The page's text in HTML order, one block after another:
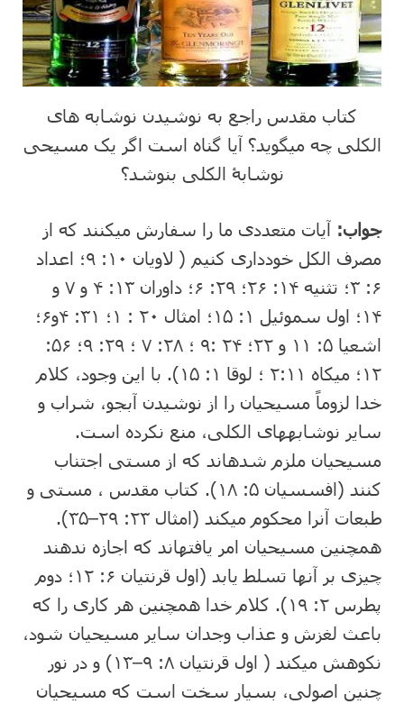
کتاب مقدس راجع به نوشیدن نوشابه ⁯های
الکلی چه می⁯گوید؟ آیا گناه است اگر یک مسیحی
نوشابۀ الکلی⁯ بنوشد؟
جواب: آیات متعددی ما را سفارش می⁯کنند که از
مصرف الکل خودداری کنیم ( لاویان ۱۰: ۹؛ اعداد
۶: ۳؛ تثنیه ۱۴: ۲۶؛ ۲۹: ۶؛ داوران ۱۳: ۴ و ۷ و
۱۴؛ اول سموئیل ۱: ۱۵؛ امثال ۲۰ : ۱؛ ۳۱: ۴و۶؛
اشعیا ۵: ۱۱ و ۲۲؛ ۲۴ :۹ ؛ ۲۸: ۷ ؛ ۲۹: ۹؛ ۵۶:
۱۲؛ میکاه ۲:۱۱ ؛ لوقا ۱: ۱۵). با این وجود، کلام
خدا لزوماً مسیحیان را از نوشیدن آبجو، شراب و
سایر نوشابه⁯های الکلی، منع نکرده است.
مسیحیان ملزم شده⁯اند که از مستی اجتناب
کنند (افسسیان ۵: ۱۸). کتاب مقدس ، مستی و
طبعات آنرا محکوم می⁯کند (امثال ۲۳: ۲۹–۳۵).
همچنین مسیحیان امر یافته⁯اند که اجازه ندهند
چیزی بر آنها تسلط یابد (اول قرنتیان ۶: ۱۲؛ دوم
پطرس ۲: ۱۹). کلام خدا همچنین هر کاری را که
باعث لغزش و عذاب وجدان سایر مسیحیان شود،
نکوهش می⁯کند ( اول قرنتیان ۸: ۹–۱۳) و در نور
چنین اصولی، بسیار سخت است که مسیحیان